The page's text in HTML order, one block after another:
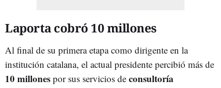
Laporta cobró 10 millones
Al final de su primera etapa como dirigente en la
institución catalana, el actual presidente percibió más de
10 millones por sus servicios de consultoría